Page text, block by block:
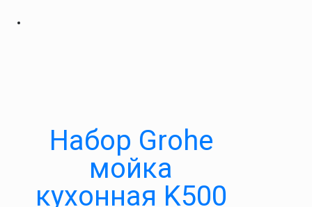
Набор Grohe
мойка
кухонная K500